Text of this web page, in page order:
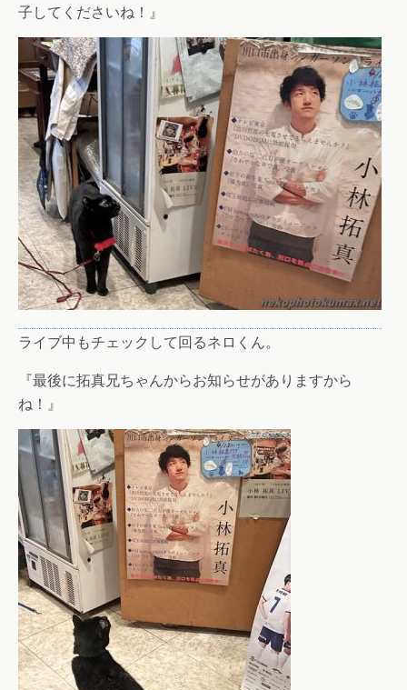
子してくださいね！』
ライブ中もチェックして回るネロくん。
『最後に拓真兄ちゃんからお知らせがありますから
ね！』